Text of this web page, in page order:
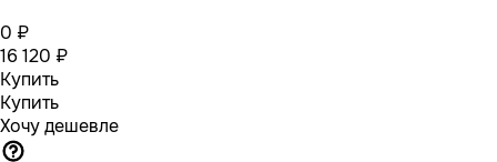
0 ₽
16 120 ₽
Купить
Купить
Хочу дешевле